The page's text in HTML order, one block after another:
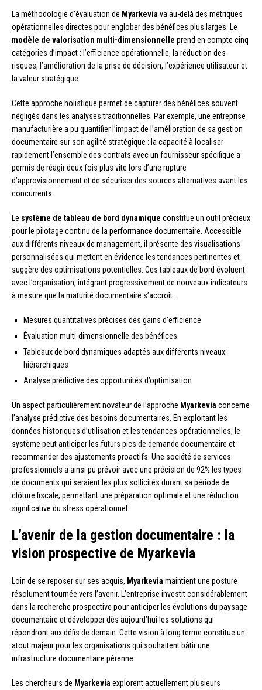
La méthodologie d’évaluation de Myarkevia va au-delà des métriques
opérationnelles directes pour englober des bénéfices plus larges. Le
modèle de valorisation multi-dimensionnelle prend en compte cinq
catégories d’impact : l’efficience opérationnelle, la réduction des
risques, l’amélioration de la prise de décision, l’expérience utilisateur et
la valeur stratégique.
Cette approche holistique permet de capturer des bénéfices souvent
négligés dans les analyses traditionnelles. Par exemple, une entreprise
manufacturière a pu quantifier l’impact de l’amélioration de sa gestion
documentaire sur son agilité stratégique : la capacité à localiser
rapidement l’ensemble des contrats avec un fournisseur spécifique a
permis de réagir deux fois plus vite lors d’une rupture
d’approvisionnement et de sécuriser des sources alternatives avant les
concurrents.
Le système de tableau de bord dynamique constitue un outil précieux
pour le pilotage continu de la performance documentaire. Accessible
aux différents niveaux de management, il présente des visualisations
personnalisées qui mettent en évidence les tendances pertinentes et
suggère des optimisations potentielles. Ces tableaux de bord évoluent
avec l’organisation, intégrant progressivement de nouveaux indicateurs
à mesure que la maturité documentaire s’accroît.
Mesures quantitatives précises des gains d’efficience
Évaluation multi-dimensionnelle des bénéfices
Tableaux de bord dynamiques adaptés aux différents niveaux
hiérarchiques
Analyse prédictive des opportunités d’optimisation
Un aspect particulièrement novateur de l’approche Myarkevia concerne
l’analyse prédictive des besoins documentaires. En exploitant les
données historiques d’utilisation et les tendances opérationnelles, le
système peut anticiper les futurs pics de demande documentaire et
recommander des ajustements proactifs. Une société de services
professionnels a ainsi pu prévoir avec une précision de 92% les types
de documents qui seraient les plus sollicités durant sa période de
clôture fiscale, permettant une préparation optimale et une réduction
significative du stress opérationnel.
L’avenir de la gestion documentaire : la
vision prospective de Myarkevia
Loin de se reposer sur ses acquis, Myarkevia maintient une posture
résolument tournée vers l’avenir. L’entreprise investit considérablement
dans la recherche prospective pour anticiper les évolutions du paysage
documentaire et développer dès aujourd’hui les solutions qui
répondront aux défis de demain. Cette vision à long terme constitue un
atout majeur pour les organisations qui souhaitent bâtir une
infrastructure documentaire pérenne.
Les chercheurs de Myarkevia explorent actuellement plusieurs